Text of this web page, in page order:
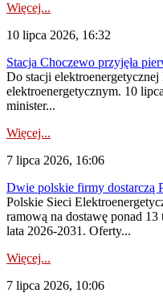
Więcej...
10 lipca 2026, 16:32
Stacja Choczewo przyjęła
Do stacji
elektroenergetycznym. 10
minister...
Więcej...
7 lipca 2026, 16:06
Dwie polskie firmy dostarczą
Polskie Sieci
ramową na dostawę ponad
lata 2026-2031. Oferty...
Więcej...
7 lipca 2026, 10:06